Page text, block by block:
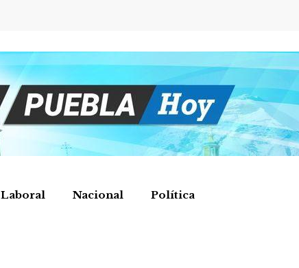
Laboral Nacional Política